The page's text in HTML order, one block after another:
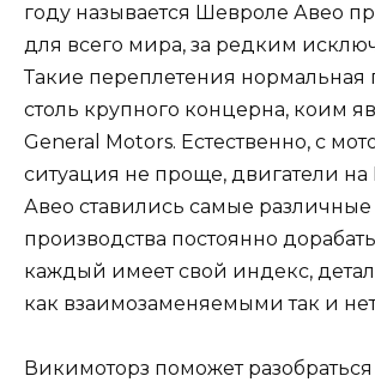
году называется Шевроле Авео
для всего мира, за редким
Такие переплетения нормальная
столь крупного концерна, коим
General Motors. Естественно, с
ситуация не проще, двигатели
Авео ставились самые
производства постоянно
каждый имеет свой индекс,
как взаимозаменяемыми так и
Викимоторз поможет